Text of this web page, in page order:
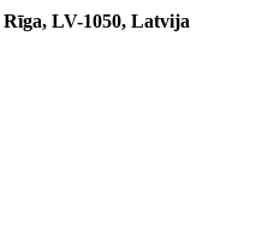
LV-1050, Latvija